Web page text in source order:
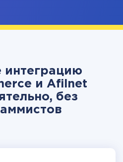
интеграцию
и Afilnet
без